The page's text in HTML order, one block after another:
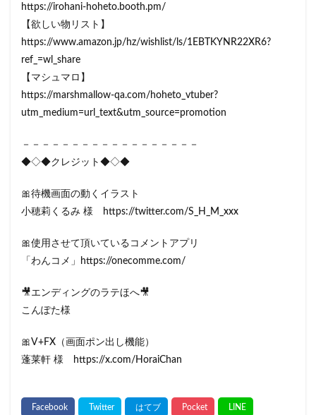
https://irohani-hoheto.booth.pm/
【欲しい物リスト】
https://www.amazon.jp/hz/wishlist/ls/1EBTKYNR22XR6?
ref_=wl_share
【マシュマロ】
https://marshmallow-qa.com/hoheto_vtuber?
utm_medium=url_text&utm_source=promotion
－－－－－－－－－－－－－－－－－－
◆◇◆クレジット◆◇◆
🎀待機画面の動くイラスト
小穂莉くるみ 様 https://twitter.com/S_H_M_xxx
🎀使用させて頂いているコメントアプリ
「わんコメ」https://onecomme.com/
🎥エンディングのラテほへ🎥
こんぽた様
🎀V+FX（画面ポン出し機能）
蓬莱軒 様 https://x.com/HoraiChan